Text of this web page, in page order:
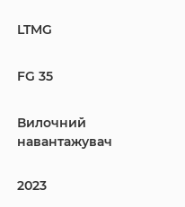
LTMG
FG 35
Вилочний
навантажувач
2023